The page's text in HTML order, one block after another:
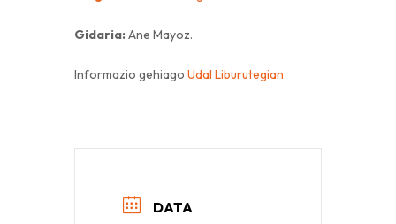
Gidaria:Ane Mayoz.
Informazio gehiago Udal Liburutegian
DATA